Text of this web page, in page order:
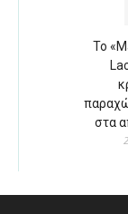
Το
στα